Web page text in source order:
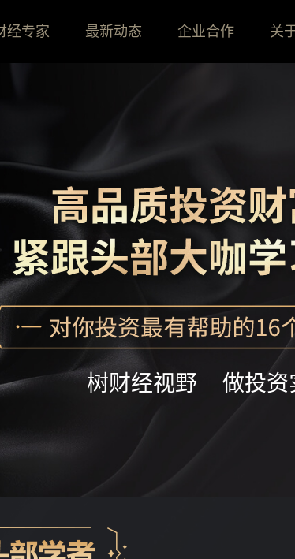
经专家 最新动态 企业合作 关
树财经视野 做投资